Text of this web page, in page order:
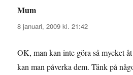
Mum
8 januari, 2009 kl. 21:42
OK, man kan inte göra så mycket
kan man påverka dem. Tänk på